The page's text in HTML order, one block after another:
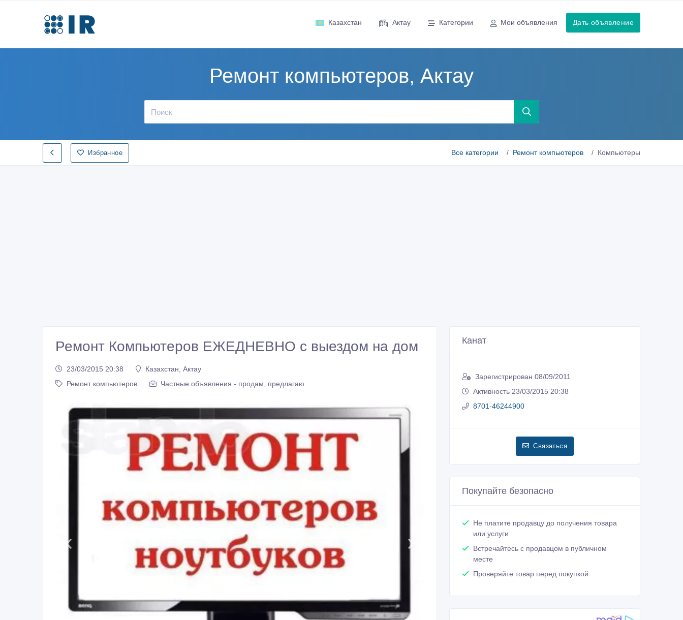
Казахстан Актау Категории Мои объявления Дать объявление
Ремонт компьютеров, Актау
Избранное Все категории Ремонт компьютеров Компьютеры
Ремонт Компьютеров ЕЖЕДНЕВНО с выездом на дом
23/03/2015 20:38
Казахстан, Актау
Ремонт компьютеров
Частные объявления - продам, предлагаю
Канат
Зарегистрирован 08/09/2011
Активность 23/03/2015 20:38
8701-46244900
Связаться
Покупайте безопасно
Не платите продавцу до получения товара
или услуги
Встречайтесь с продавцом в публичном
месте
Проверяйте товар перед покупкой